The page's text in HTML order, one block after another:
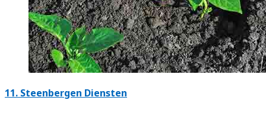
11. Steenbergen Diensten